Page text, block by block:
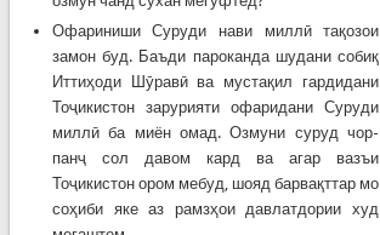
Офариниши Суруди нави миллӣ тақозои
замон буд. Баъди пароканда шудани собиқ
Иттиҳоди Шӯравӣ ва мустақил гардидани
Тоҷикистон зарурияти офаридани Суруди
миллӣ ба миён омад. Озмуни суруд чор-
панҷ сол давом кард ва агар вазъи
Тоҷикистон ором мебуд, шояд барвақттар мо
соҳиби яке аз рамзҳои давлатдории худ